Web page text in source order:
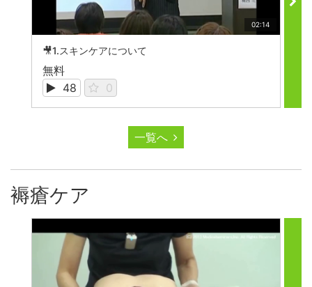
02:14
🎥1.スキンケアについて
無料
48
0
一覧へ
褥瘡ケア